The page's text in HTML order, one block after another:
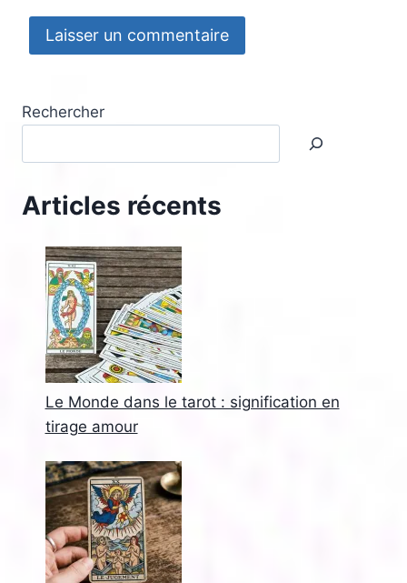
Rechercher
Articles récents
Le Monde dans le tarot : signification en
tirage amour